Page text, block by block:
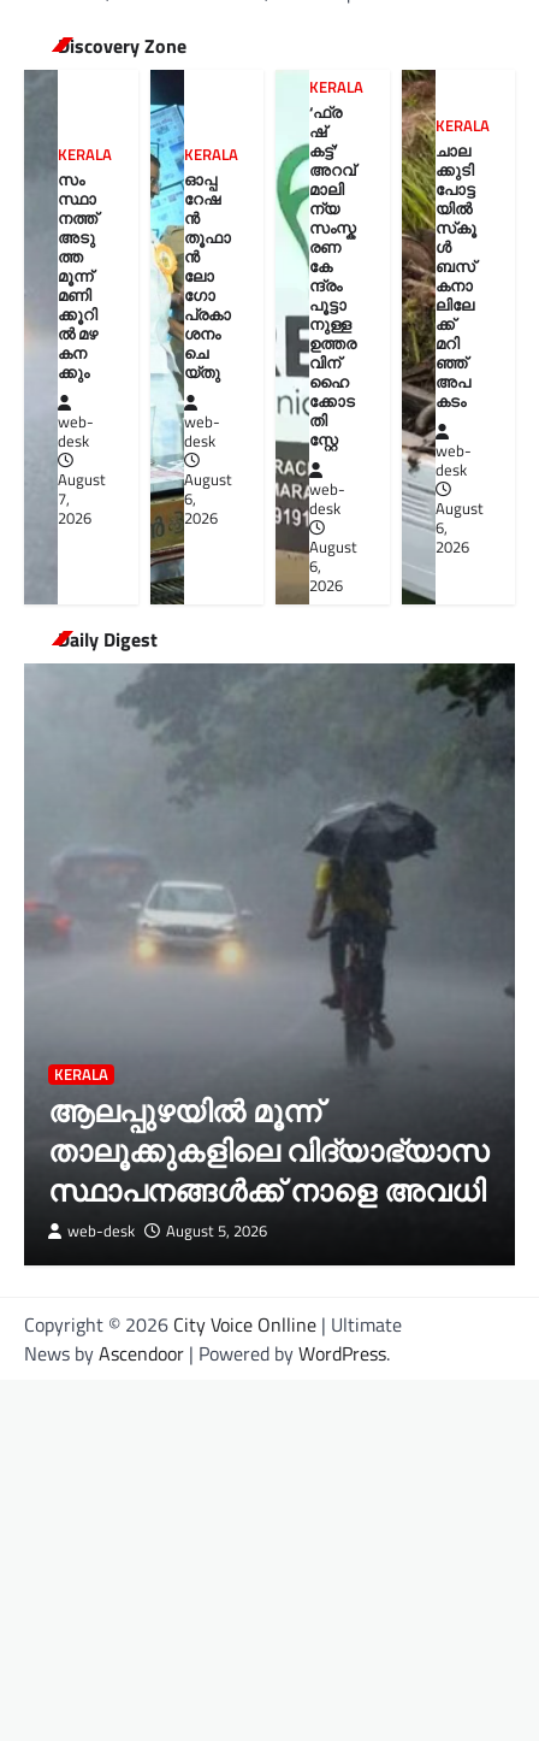
Discovery Zone
KERALA
സം
സ്ഥാ
നത്ത്
അടു
ത്ത
മൂന്ന്
മണി
ക്കൂറി
ൽ മഴ
കന
ക്കും
web-
desk
August
7,
2026
KERALA
ഓപ്പ
റേഷ
ൻ
തൂഫാ
ൻ
ലോ
ഗോ
പ്രകാ
ശനം
ചെ
യ്തു
web-
desk
August
6,
2026
KERALA
‘ഫ്ര
ഷ്
കട്ട്’
അറവ്
മാലി
ന്യ
സംസ്ക
രണ
കേ
ന്ദ്രം
പൂട്ടാ
നുള്ള
ഉത്തര
വിന്
ഹൈ
ക്കോട
തി
സ്റ്റേ
web-
desk
August
6,
2026
KERALA
ചാല
ക്കുടി
പോട്ട
യിൽ
സ്‌കൂ
ൾ
ബസ്
കനാ
ലിലേ
ക്ക്
മറി
ഞ്ഞ്
അപ
കടം
web-
desk
August
6,
2026
Daily Digest
KERALA
ആലപ്പുഴയിൽ മൂന്ന്
താലൂക്കുകളിലെ വിദ്യാഭ്യാസ
സ്ഥാപനങ്ങൾക്ക് നാളെ അവധി
web-desk August 5, 2026
Copyright © 2026 City Voice Onlline | Ultimate
News byAscendoor | Powered byWordPress.